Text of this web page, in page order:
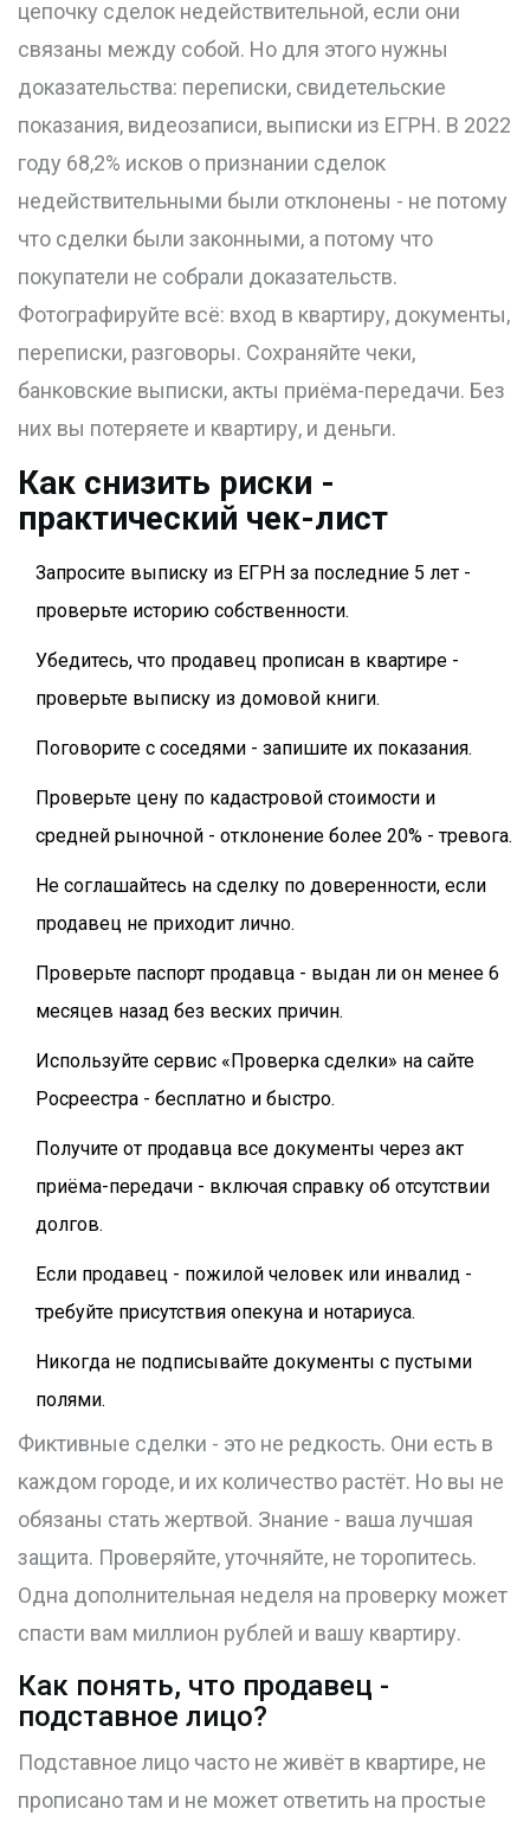
цепочку сделок недействительной, если они
связаны между собой. Но для этого нужны
доказательства: переписки, свидетельские
показания, видеозаписи, выписки из ЕГРН. В 2022
году 68,2% исков о признании сделок
недействительными были отклонены - не потому
что сделки были законными, а потому что
покупатели не собрали доказательств.
Фотографируйте всё: вход в квартиру, документы,
переписки, разговоры. Сохраняйте чеки,
банковские выписки, акты приёма-передачи. Без
них вы потеряете и квартиру, и деньги.
Как снизить риски -
практический чек-лист
Запросите выписку из ЕГРН за последние 5 лет -
проверьте историю собственности.
Убедитесь, что продавец прописан в квартире -
проверьте выписку из домовой книги.
Поговорите с соседями - запишите их показания.
Проверьте цену по кадастровой стоимости и
средней рыночной - отклонение более 20% - тревога.
Не соглашайтесь на сделку по доверенности, если
продавец не приходит лично.
Проверьте паспорт продавца - выдан ли он менее 6
месяцев назад без веских причин.
Используйте сервис «Проверка сделки» на сайте
Росреестра - бесплатно и быстро.
Получите от продавца все документы через акт
приёма-передачи - включая справку об отсутствии
долгов.
Если продавец - пожилой человек или инвалид -
требуйте присутствия опекуна и нотариуса.
Никогда не подписывайте документы с пустыми
полями.
Фиктивные сделки - это не редкость. Они есть в
каждом городе, и их количество растёт. Но вы не
обязаны стать жертвой. Знание - ваша лучшая
защита. Проверяйте, уточняйте, не торопитесь.
Одна дополнительная неделя на проверку может
спасти вам миллион рублей и вашу квартиру.
Как понять, что продавец -
подставное лицо?
Подставное лицо часто не живёт в квартире, не
прописано там и не может ответить на простые